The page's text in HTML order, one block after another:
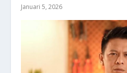
Januari 5, 2026